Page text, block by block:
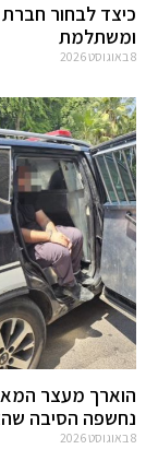
כיצד לבחור חברת
ומשתלמת
8 באוגוסט 2026
הוארך מעצר
נחשפה הסיבה
8 באוגוסט 2026